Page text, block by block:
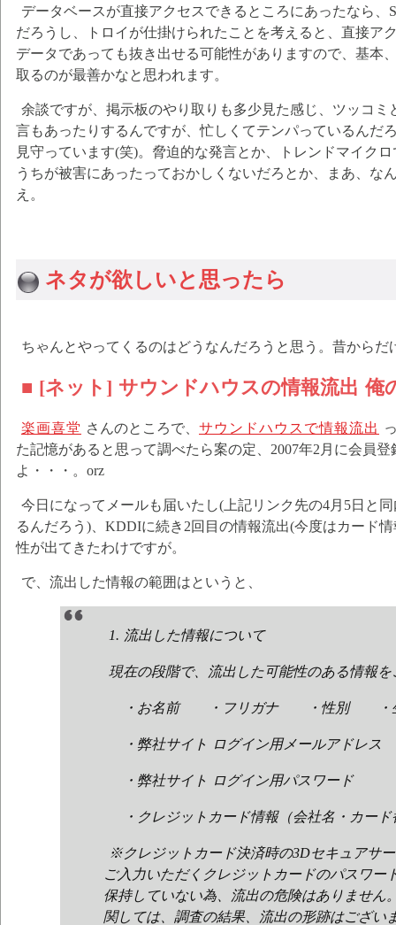
データベースが直接アクセスできるところにあったなら
だろうし、トロイが仕掛けられたことを考えると、直接ア
データであっても抜き出せる可能性がありますので、基本
取るのが最善かなと思われます。
余談ですが、掲示板のやり取りも多少見た感じ、ツッコミ
言もあったりするんですが、忙しくてテンパっているんだ
見守っています(笑)。脅迫的な発言とか、トレンドマイク
うちが被害にあったっておかしくないだろとか、まあ、な
え。
ネタが欲しいと思ったら
ちゃんとやってくるのはどうなんだろうと思う。昔からだ
■ [ネット] サウンドハウスの情報流出 俺
楽画喜堂 さんのところで、 サウンドハウスで情報流出
た記憶があると思って調べたら案の定、2007年2月に会員
よ・・・。orz
今日になってメールも届いたし(上記リンク先の4月5日と
るんだろう)、KDDIに続き2回目の情報流出(今度はカード
性が出てきたわけですが。
で、流出した情報の範囲はというと、
1. 流出した情報について
現在の段階で、流出した可能性のある情報
・お名前 ・フリガナ ・性別 ・生
・弊社サイト ログイン用メールアドレス
・弊社サイト ログイン用パスワード
・クレジットカード情報（会社名・カード
※クレジットカード決済時の3Dセキュアサ
ご入力いただくクレジットカードのパスワー
保持していない為、流出の危険はありません
関しては、調査の結果、流出の形跡はござい